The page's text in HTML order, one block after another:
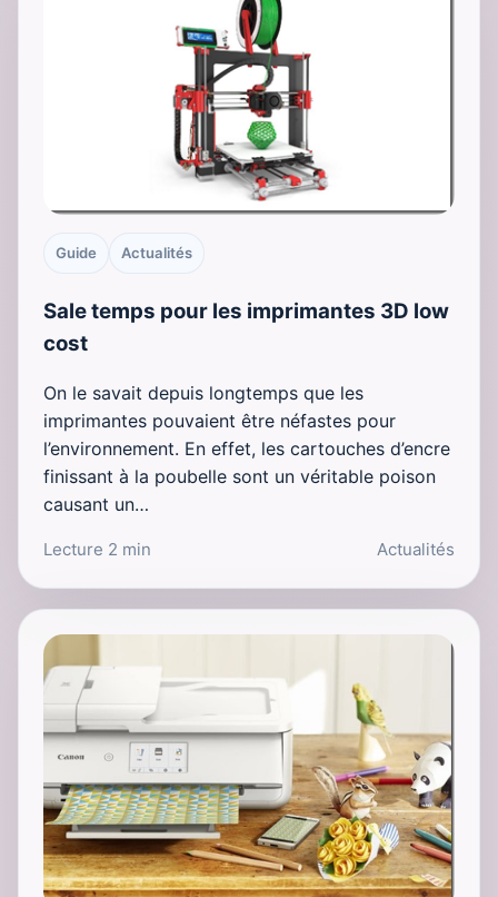
Guide Actualités
Sale temps pour les imprimantes 3D low
cost
On le savait depuis longtemps que les
imprimantes pouvaient être néfastes pour
l’environnement. En effet, les cartouches d’encre
finissant à la poubelle sont un véritable poison
causant un…
Lecture 2 min Actualités